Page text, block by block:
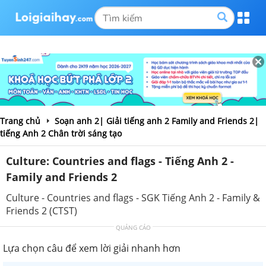
Trang chủ
Soạn anh 2| Giải tiếng anh 2 Family and Friends 2|
tiếng Anh 2 Chân trời sáng tạo
Culture: Countries and flags - Tiếng Anh 2 -
Family and Friends 2
Culture - Countries and flags - SGK Tiếng Anh 2 - Family &
Friends 2 (CTST)
QUẢNG CÁO
Lựa chọn câu để xem lời giải nhanh hơn